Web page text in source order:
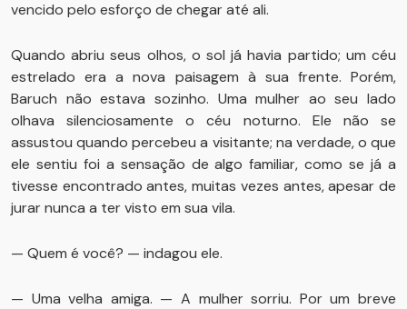
vencido pelo esforço de chegar até ali.
Quando abriu seus olhos, o sol já havia partido; um céu
estrelado era a nova paisagem à sua frente. Porém,
Baruch não estava sozinho. Uma mulher ao seu lado
olhava silenciosamente o céu noturno. Ele não se
assustou quando percebeu a visitante; na verdade, o que
ele sentiu foi a sensação de algo familiar, como se já a
tivesse encontrado antes, muitas vezes antes, apesar de
jurar nunca a ter visto em sua vila.
— Quem é você? — indagou ele.
— Uma velha amiga. — A mulher sorriu. Por um breve